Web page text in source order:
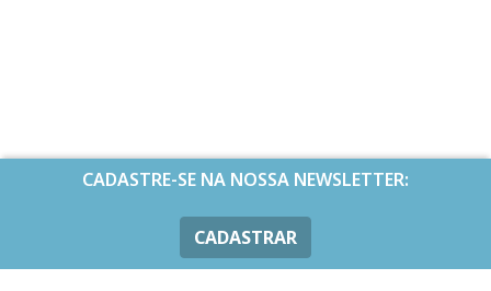
CADASTRE-SE NA NOSSA NEWSLETTER:
CADASTRAR